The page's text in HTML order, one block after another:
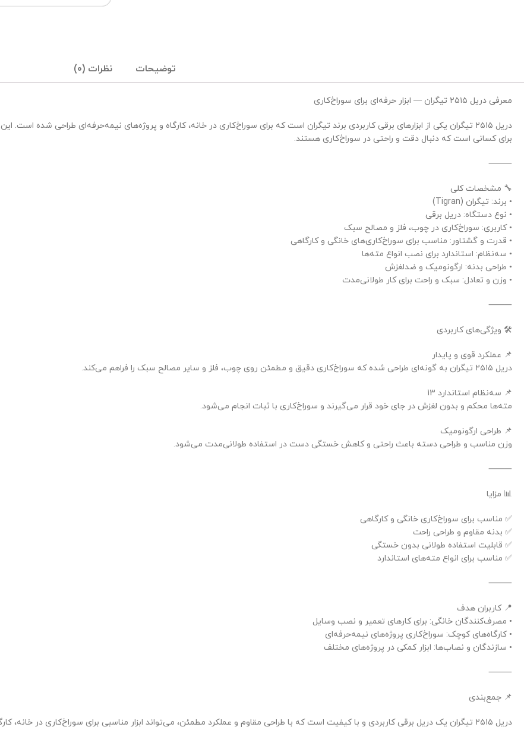
توضیحات نظرات (0)
معرفی دریل ۲۵۱۵ تیگران — ابزار حرفه‌ای برای سوراخ‌کاری
دریل ۲۵۱۵ تیگران یکی از ابزارهای برقی کاربردی برند تیگران است که برای سوراخ‌کاری در خانه، کارگاه و پروژه‌های نیمه‌حرفه‌ای طراحی شده
برای کسانی است که دنبال دقت و راحتی در سوراخ‌کاری هستند.
⸻
🔧 مشخصات کلی
• برند: تیگران (Tigran)
• نوع دستگاه: دریل برقی
• کاربری: سوراخ‌کاری در چوب، فلز و مصالح سبک
• قدرت و گشتاور: مناسب برای سوراخ‌کاری‌های خانگی و کارگاهی
• سه‌نظام: استاندارد برای نصب انواع مته‌ها
• طراحی بدنه: ارگونومیک و ضدلغزش
• وزن و تعادل: سبک و راحت برای کار طولانی‌مدت
⸻
🛠️ ویژگی‌های کاربردی
📌 عملکرد قوی و پایدار
دریل ۲۵۱۵ تیگران به گونه‌ای طراحی شده که سوراخ‌کاری دقیق و مطمئن روی چوب، فلز و سایر مصالح سبک را فراهم می‌کند.
📌 سه‌نظام استاندارد 13
مته‌ها محکم و بدون لغزش در جای خود قرار می‌گیرند و سوراخ‌کاری با ثبات انجام می‌شود.
📌 طراحی ارگونومیک
وزن مناسب و طراحی دسته باعث راحتی و کاهش خستگی دست در استفاده طولانی‌مدت می‌شود.
⸻
📊 مزایا
✅ مناسب برای سوراخ‌کاری خانگی و کارگاهی
✅ بدنه مقاوم و طراحی راحت
✅ قابلیت استفاده طولانی بدون خستگی
✅ مناسب برای انواع مته‌های استاندارد
⸻
📍 کاربران هدف
• مصرف‌کنندگان خانگی: برای کارهای تعمیر و نصب وسایل
• کارگاه‌های کوچک: سوراخ‌کاری پروژه‌های نیمه‌حرفه‌ای
• سازندگان و نصاب‌ها: ابزار کمکی در پروژه‌های مختلف
⸻
📌 جمع‌بندی
دریل ۲۵۱۵ تیگران یک دریل برقی کاربردی و با کیفیت است که با طراحی مقاوم و عملکرد مطمئن، می‌تواند ابزار مناسبی برای سوراخ‌کاری در خانه، کارگاه یا پروژه‌های نیمه‌حرفه‌ای
تیم پشتیبانی عصر ابزار آماده ی پاسخ به سوالات شما